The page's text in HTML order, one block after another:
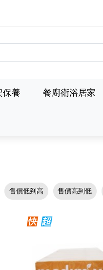
保養 餐廚衛浴居家
售價低到高 售價高到低